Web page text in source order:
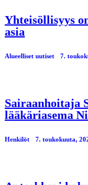
Yhteisöllisyys
asia
Alueelliset uutiset 7.
Sairaanhoitaja
lääkäriasema
Henkilöt 7. toukokuuta,